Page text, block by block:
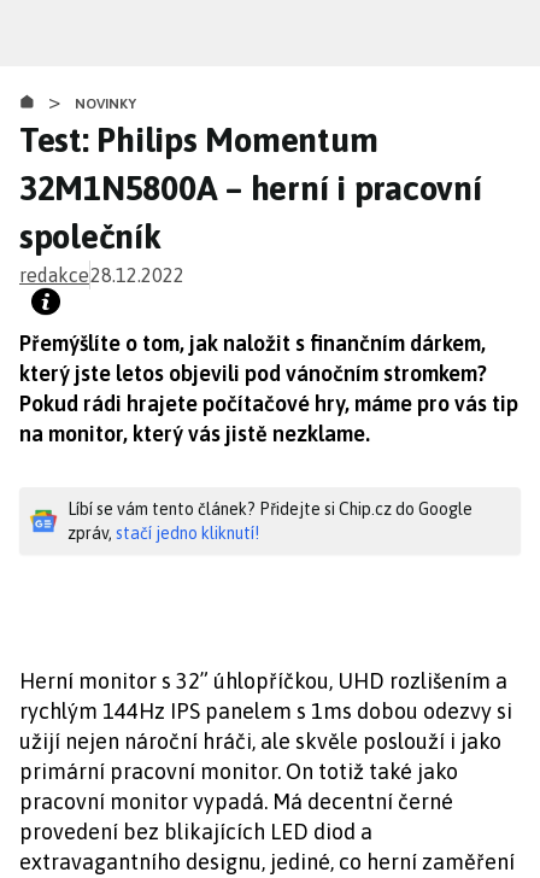
obsahu
> NOVINKY
Test: Philips Momentum
32M1N5800A – herní i pracovní
společník
redakce28.12.2022
Přemýšlíte o tom, jak naložit s finančním dárkem,
který jste letos objevili pod vánočním stromkem?
Pokud rádi hrajete počítačové hry, máme pro vás tip
na monitor, který vás jistě nezklame.
Líbí se vám tento článek? Přidejte si Chip.cz do Google
zpráv, stačí jedno kliknutí!
Herní monitor s 32” úhlopříčkou, UHD rozlišením a
rychlým 144Hz IPS panelem s 1ms dobou odezvy si
užijí nejen nároční hráči, ale skvěle poslouží i jako
primární pracovní monitor. On totiž také jako
pracovní monitor vypadá. Má decentní černé
provedení bez blikajících LED diod a
extravagantního designu, jediné, co herní zaměření